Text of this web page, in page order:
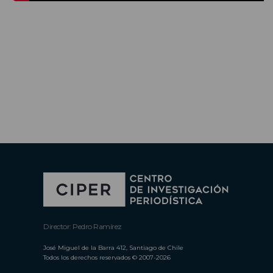
Director: Pedro Ramírez
José Miguel de la Barra 412, Santiago de Chile
Todos los derechos reservados © 2007-2026